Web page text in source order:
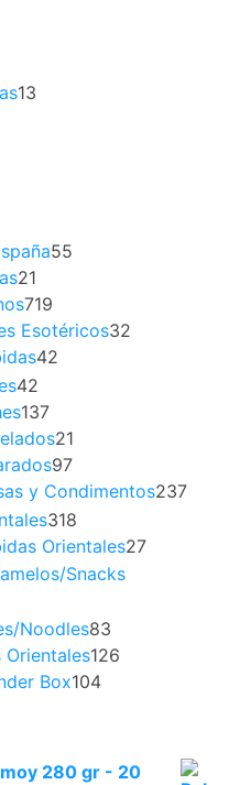
13
55
21
719
Esotéricos32
42
42
137
21
97
y Condimentos237
318
Orientales27
Snacks
Noodles83
Orientales126
Box104
280 gr - 20